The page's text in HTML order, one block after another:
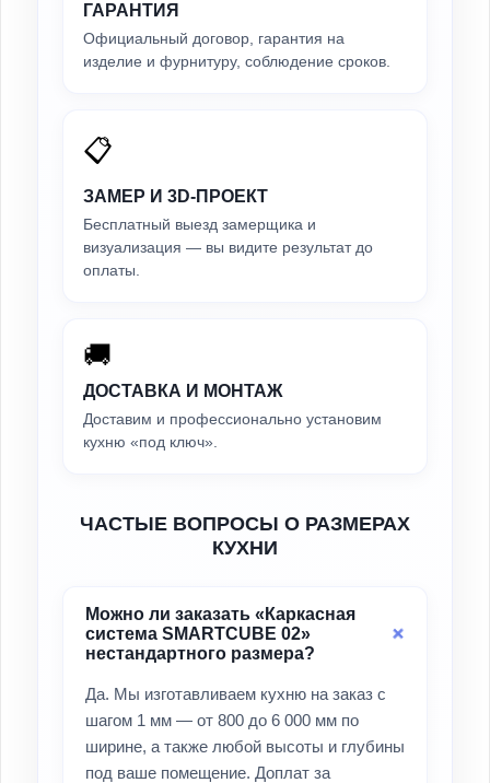
ГАРАНТИЯ
Официальный договор, гарантия на
изделие и фурнитуру, соблюдение сроков.
📋
ЗАМЕР И 3D-ПРОЕКТ
Бесплатный выезд замерщика и
визуализация — вы видите результат до
оплаты.
🚚
ДОСТАВКА И МОНТАЖ
Доставим и профессионально установим
кухню «под ключ».
ЧАСТЫЕ ВОПРОСЫ О РАЗМЕРАХ
КУХНИ
Можно ли заказать «Каркасная
система SMARTCUBE 02»
нестандартного размера?
Да. Мы изготавливаем кухню на заказ с
шагом 1 мм — от 800 до 6 000 мм по
ширине, а также любой высоты и глубины
под ваше помещение. Доплат за